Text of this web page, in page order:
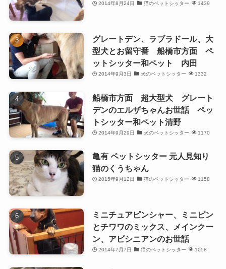
2014年8月24日 猫のペットシッター 1439
グレートデン、ラブラドール、大
型犬とお留守番 船橋市方面 ペ
ットシッター和ペット 内田
2014年9月3日 犬のペットシッター 1332
船橋市方面 超大型犬 グレート
デンのエルザちゃんお世話 ペッ
トシッター和ペット清野
2014年9月29日 犬のペットシッター 1170
亀有 ペットシッター 元人見知り
猫のくうちゃん
2015年9月12日 猫のペットシッター 1158
ミニチュアピンシャー、ミニピン
とチワワのミックス、メインクー
ン、アビシニアンのお世話
2014年7月7日 猫のペットシッター 1058